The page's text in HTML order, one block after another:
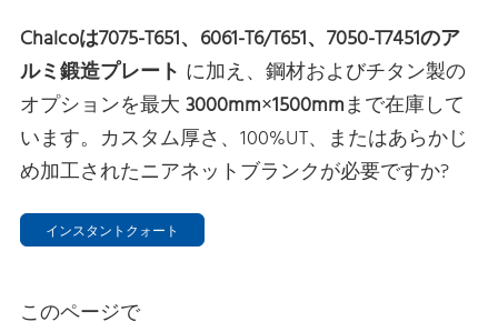
Chalcoは7075-T651、6061-T6/T651、7050-T7451のア
ルミ鍛造プレート に加え、鋼材およびチタン製の
オプションを最大 3000mm×1500mmまで在庫して
います。カスタム厚さ、100%UT、またはあらかじ
め加工されたニアネットブランクが必要ですか?
インスタントクォート
このページで